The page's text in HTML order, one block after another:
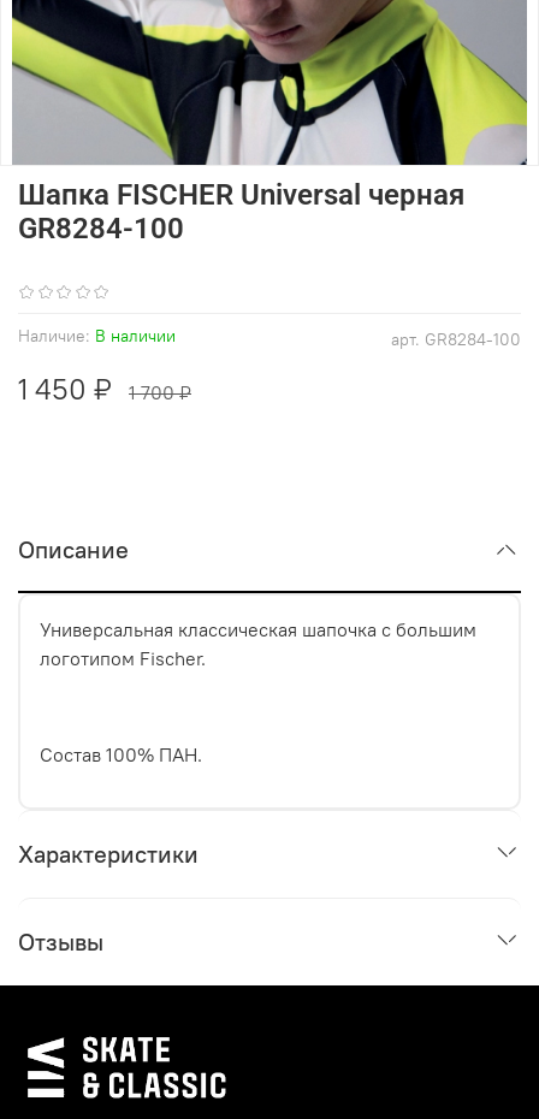
арт. GR8284-100
Наличие: В наличии
Шапка FISCHER Universal черная
GR8284-100
1 450 ₽ 1 700 ₽
Описание
Универсальная классическая шапочка с большим
логотипом Fischer.
Состав 100% ПАН.
Характеристики
Отзывы